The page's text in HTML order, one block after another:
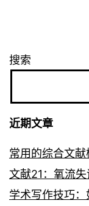
搜索
近期文章
常用的综合文献
文献21：氧流
学术写作技巧：